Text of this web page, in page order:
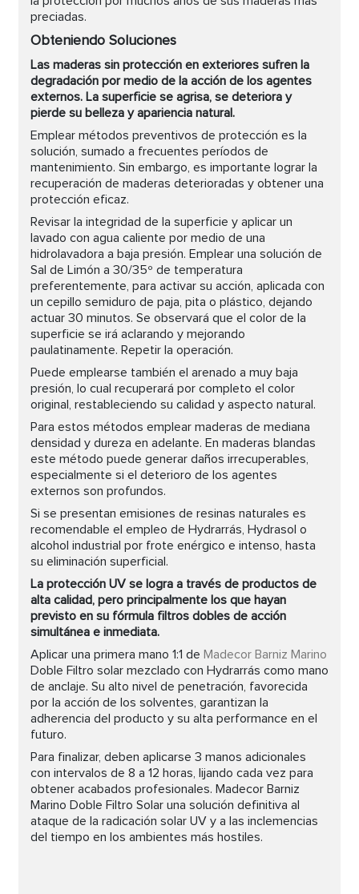
preciadas.
Obteniendo Soluciones
Las maderas sin protección en exteriores sufren la
degradación por medio de la acción de los agentes
externos. La superficie se agrisa, se deteriora y
pierde su belleza y apariencia natural.
Emplear métodos preventivos de protección es la
solución, sumado a frecuentes períodos de
mantenimiento. Sin embargo, es importante lograr la
recuperación de maderas deterioradas y obtener una
protección eficaz.
Revisar la integridad de la superficie y aplicar un
lavado con agua caliente por medio de una
hidrolavadora a baja presión. Emplear una solución de
Sal de Limón a 30/35º de temperatura
preferentemente, para activar su acción, aplicada con
un cepillo semiduro de paja, pita o plástico, dejando
actuar 30 minutos. Se observará que el color de la
superficie se irá aclarando y mejorando
paulatinamente. Repetir la operación.
Puede emplearse también el arenado a muy baja
presión, lo cual recuperará por completo el color
original, restableciendo su calidad y aspecto natural.
Para estos métodos emplear maderas de mediana
densidad y dureza en adelante. En maderas blandas
este método puede generar daños irrecuperables,
especialmente si el deterioro de los agentes
externos son profundos.
Si se presentan emisiones de resinas naturales es
recomendable el empleo de Hydrarrás, Hydrasol o
alcohol industrial por frote enérgico e intenso, hasta
su eliminación superficial.
La protección UV se logra a través de productos de
alta calidad, pero principalmente los que hayan
previsto en su fórmula filtros dobles de acción
simultánea e inmediata.
Aplicar una primera mano 1:1 de Madecor Barniz Marino
Doble Filtro solar mezclado con Hydrarrás como mano
de anclaje. Su alto nivel de penetración, favorecida
por la acción de los solventes, garantizan la
adherencia del producto y su alta performance en el
futuro.
Para finalizar, deben aplicarse 3 manos adicionales
con intervalos de 8 a 12 horas, lijando cada vez para
obtener acabados profesionales. Madecor Barniz
Marino Doble Filtro Solar una solución definitiva al
ataque de la radicación solar UV y a las inclemencias
del tiempo en los ambientes más hostiles.